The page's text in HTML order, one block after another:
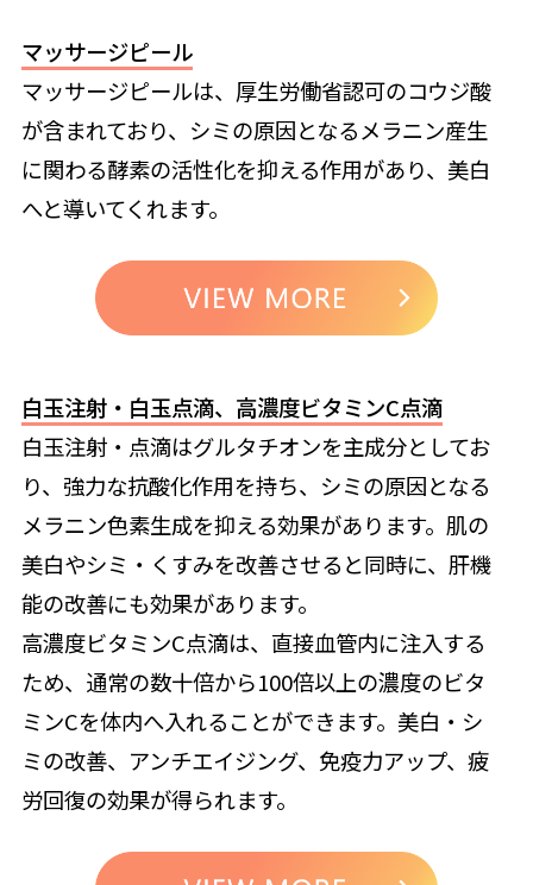
マッサージピール
マッサージピールは、厚生労働省認可のコウジ酸
が含まれており、シミの原因となるメラニン産生
に関わる酵素の活性化を抑える作用があり、美白
へと導いてくれます。
白玉注射・白玉点滴、高濃度ビタミンC点滴
白玉注射・点滴はグルタチオンを主成分としてお
り、強力な抗酸化作用を持ち、シミの原因となる
メラニン色素生成を抑える効果があります。肌の
美白やシミ・くすみを改善させると同時に、肝機
能の改善にも効果があります。
高濃度ビタミンC点滴は、直接血管内に注入する
ため、通常の数十倍から100倍以上の濃度のビタ
ミンCを体内へ入れることができます。美白・シ
ミの改善、アンチエイジング、免疫力アップ、疲
労回復の効果が得られます。